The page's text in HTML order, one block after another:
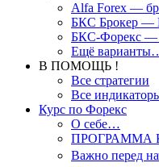
Alfa Forex —
БКС Брокер —
БКС-Форекс —
Ещё
В ПОМОЩЬ !
Все стратегии
Все
Курс по Форекс
О себе…
ПРОГРАММА
Важно перед